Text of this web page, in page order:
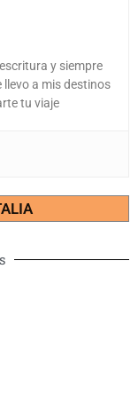
y siempre
llevo a mis destinos
tu viaje